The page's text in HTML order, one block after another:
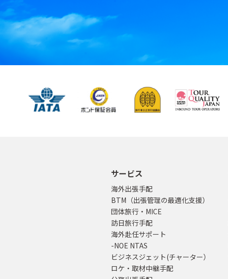
サービス
海外出張手配
BTM（出張管理の最適化支援）
団体旅行・MICE
訪日旅行手配
海外赴任サポート
-NOE NTAS
ビジネスジェット(チャーター）
ロケ・取材中継手配